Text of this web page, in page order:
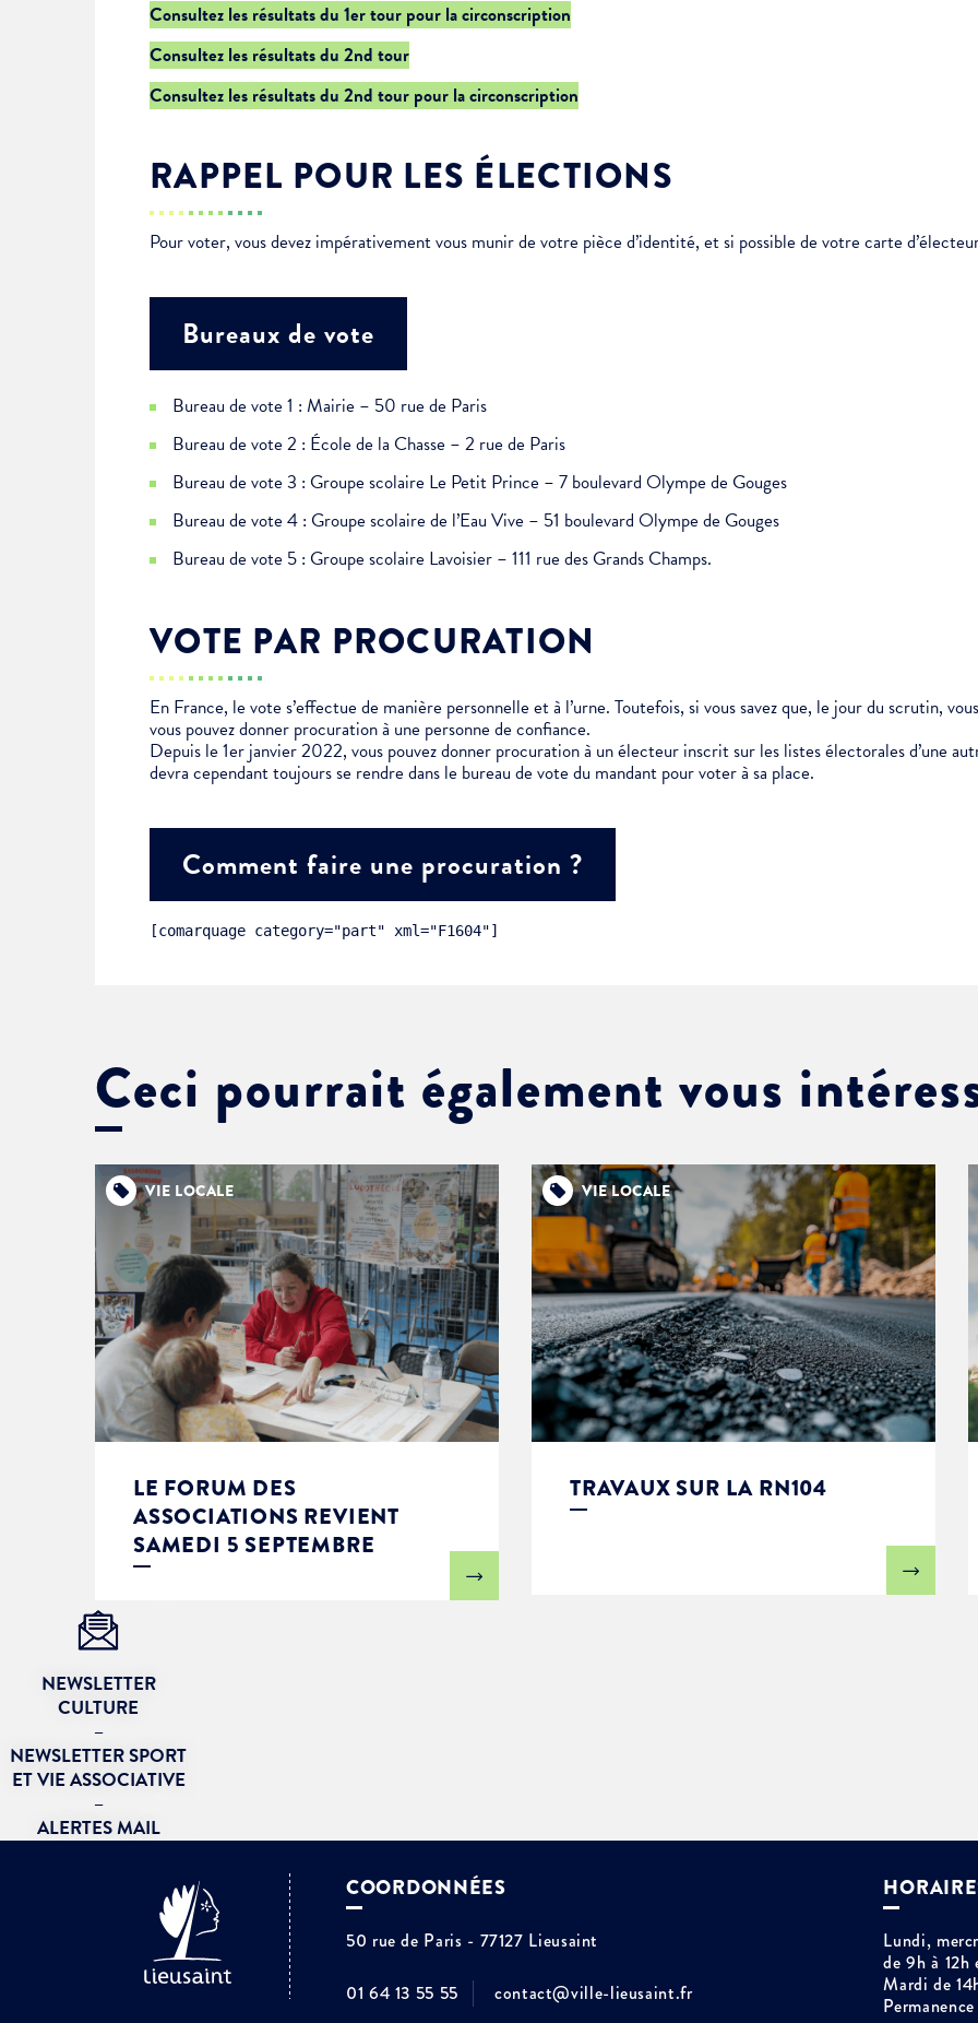
Je suis senior
Je suis étudiant
Consultez les résultats du 1er tour pour la circonscription
Consultez les résultats du 2nd tour
Consultez les résultats du 2nd tour pour la circonscription
RAPPEL POUR LES ÉLECTIONS
Pour voter, vous devez impérativement vous munir de votre pièce d’identité, et si possible de votre carte
Bureaux de vote
Bureau de vote 1 : Mairie – 50 rue de Paris
Bureau de vote 2 : École de la Chasse – 2 rue de Paris
Bureau de vote 3 : Groupe scolaire Le Petit Prince – 7 boulevard Olympe de Gouges
Bureau de vote 4 : Groupe scolaire de l’Eau Vive – 51 boulevard Olympe de Gouges
Bureau de vote 5 : Groupe scolaire Lavoisier – 111 rue des Grands Champs.
VOTE PAR PROCURATION
En France, le vote s’effectue de manière personnelle et à l’urne. Toutefois, si vous savez que, le jour du scrutin,
vous pouvez donner procuration à une personne de confiance.
Depuis le 1er janvier 2022, vous pouvez donner procuration à un électeur inscrit sur les listes électorales d’une
devra cependant toujours se rendre dans le bureau de vote du mandant pour voter à sa place.
Comment faire une procuration ?
[comarquage category="part" xml="F1604"]
Ceci pourrait également vous
VIE LOCALE
LE FORUM DES
ASSOCIATIONS REVIENT
SAMEDI 5 SEPTEMBRE
VIE LOCALE
TRAVAUX SUR LA RN104
NEWSLETTER
CULTURE
–
NEWSLETTER SPORT
ET VIE ASSOCIATIVE
–
ALERTES MAIL
COORDONNÉES
50 rue de Paris - 77127 Lieusaint
01 64 13 55 55 contact@ville-lieusaint.fr
Lundi,
de 9h à 12h
Mardi de
Alertes Mail
Newsletter Culture
Newsletter Sport et Vie associative